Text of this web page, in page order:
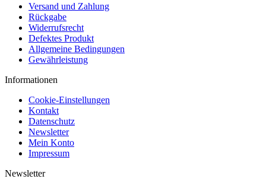
Versand und Zahlung
Rückgabe
Widerrufsrecht
Defektes Produkt
Allgemeine Bedingungen
Gewährleistung
Informationen
Cookie-Einstellungen
Kontakt
Datenschutz
Newsletter
Mein Konto
Impressum
Newsletter